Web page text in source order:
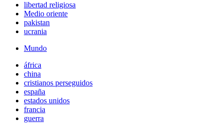
libertad religiosa
Medio oriente
pakistan
ucrania
Mundo
áfrica
china
cristianos perseguidos
españa
estados unidos
francia
guerra